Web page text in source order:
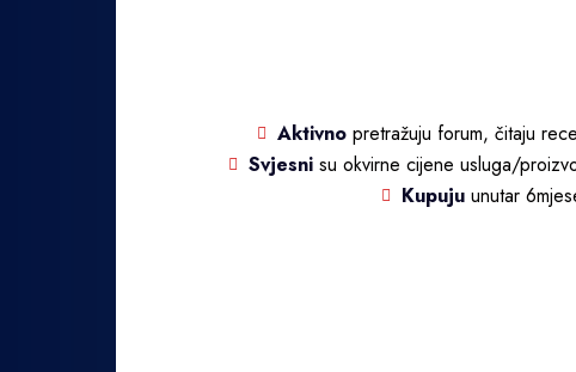
Aktivno pretražuju forum, čitaju
Svjesni su okvirne cijene usluga/
Kupuju unutar